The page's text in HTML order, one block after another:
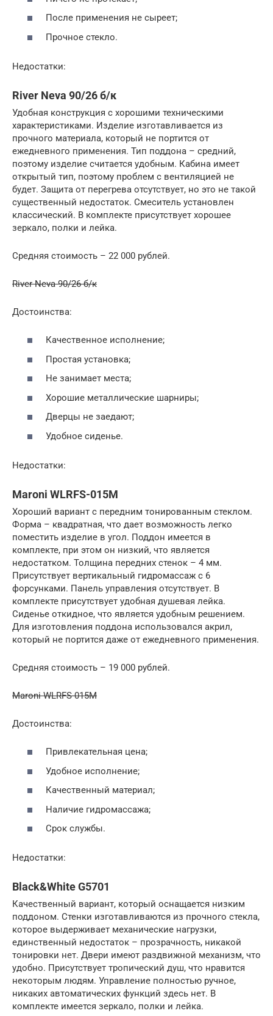
После применения не сыреет;
Прочное стекло.
Недостатки:
River Neva 90/26 б/к
Удобная конструкция с хорошими техническими
характеристиками. Изделие изготавливается из
прочного материала, который не портится от
ежедневного применения. Тип поддона – средний,
поэтому изделие считается удобным. Кабина имеет
открытый тип, поэтому проблем с вентиляцией не
будет. Защита от перегрева отсутствует, но это не такой
существенный недостаток. Смеситель установлен
классический. В комплекте присутствует хорошее
зеркало, полки и лейка.
Средняя стоимость – 22 000 рублей.
River Neva 90/26 б/к
Достоинства:
Качественное исполнение;
Простая установка;
Не занимает места;
Хорошие металлические шарниры;
Дверцы не заедают;
Удобное сиденье.
Недостатки:
Maroni WLRFS-015M
Хороший вариант с передним тонированным стеклом.
Форма – квадратная, что дает возможность легко
поместить изделие в угол. Поддон имеется в
комплекте, при этом он низкий, что является
недостатком. Толщина передних стенок – 4 мм.
Присутствует вертикальный гидромассаж с 6
форсунками. Панель управления отсутствует. В
комплекте присутствует удобная душевая лейка.
Сиденье откидное, что является удобным решением.
Для изготовления поддона использовался акрил,
который не портится даже от ежедневного применения.
Средняя стоимость – 19 000 рублей.
Maroni WLRFS-015M
Достоинства:
Привлекательная цена;
Удобное исполнение;
Качественный материал;
Наличие гидромассажа;
Срок службы.
Недостатки:
Black&White G5701
Качественный вариант, который оснащается низким
поддоном. Стенки изготавливаются из прочного стекла,
которое выдерживает механические нагрузки,
единственный недостаток – прозрачность, никакой
тонировки нет. Двери имеют раздвижной механизм, что
удобно. Присутствует тропический душ, что нравится
некоторым людям. Управление полностью ручное,
никаких автоматических функций здесь нет. В
комплекте имеется зеркало, полки и лейка.